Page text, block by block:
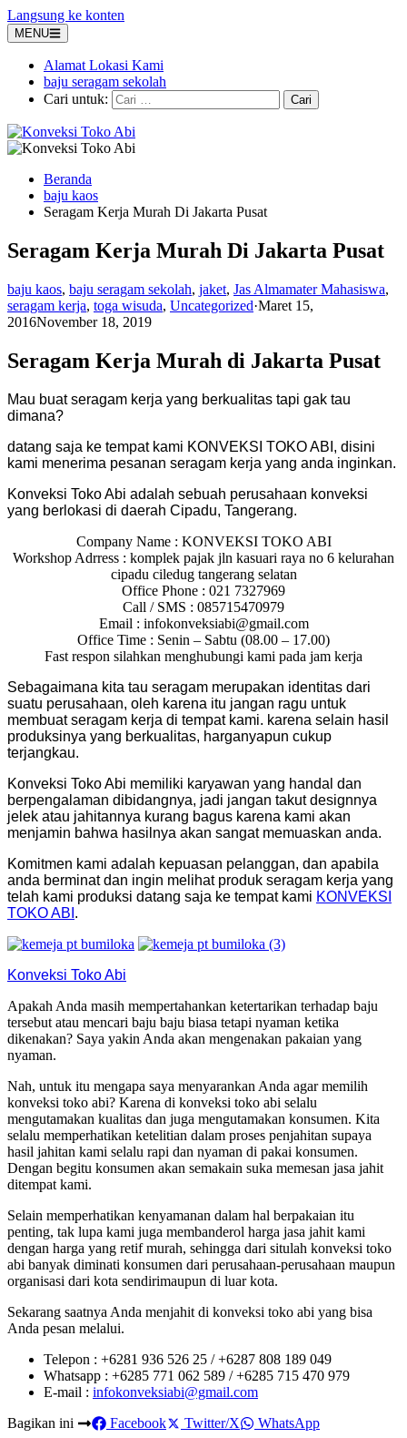
Langsung ke konten
MENU
Alamat Lokasi Kami
baju seragam sekolah
Cari untuk:
Beranda
baju kaos
Seragam Kerja Murah Di Jakarta Pusat
Seragam Kerja Murah Di Jakarta Pusat
baju kaos, baju seragam sekolah, jaket, Jas Almamater Mahasiswa,
seragam kerja, toga wisuda, Uncategorized·Maret 15,
2016November 18, 2019
Seragam Kerja Murah di Jakarta Pusat
Mau buat seragam kerja yang berkualitas tapi gak tau
dimana?
datang saja ke tempat kami KONVEKSI TOKO ABI, disini
kami menerima pesanan seragam kerja yang anda inginkan.
Konveksi Toko Abi adalah sebuah perusahaan konveksi
yang berlokasi di daerah Cipadu, Tangerang.
Company Name : KONVEKSI TOKO ABI
Workshop Adrress : komplek pajak jln kasuari raya no 6 kelurahan
cipadu ciledug tangerang selatan
Office Phone : 021 7327969
Call / SMS : 085715470979
Email : infokonveksiabi@gmail.com
Office Time : Senin – Sabtu (08.00 – 17.00)
Fast respon silahkan menghubungi kami pada jam kerja
Sebagaimana kita tau seragam merupakan identitas dari
suatu perusahaan, oleh karena itu jangan ragu untuk
membuat seragam kerja di tempat kami. karena selain hasil
produksinya yang berkualitas, harganyapun cukup
terjangkau.
Konveksi Toko Abi memiliki karyawan yang handal dan
berpengalaman dibidangnya, jadi jangan takut designnya
jelek atau jahitannya kurang bagus karena kami akan
menjamin bahwa hasilnya akan sangat memuaskan anda.
Komitmen kami adalah kepuasan pelanggan, dan apabila
anda berminat dan ingin melihat produk seragam kerja yang
telah kami produksi datang saja ke tempat kami KONVEKSI
TOKO ABI .
Konveksi Toko Abi
Apakah Anda masih mempertahankan ketertarikan terhadap baju
tersebut atau mencari baju baju biasa tetapi nyaman ketika
dikenakan? Saya yakin Anda akan mengenakan pakaian yang
nyaman.
Nah, untuk itu mengapa saya menyarankan Anda agar memilih
konveksi toko abi? Karena di konveksi toko abi selalu
mengutamakan kualitas dan juga mengutamakan konsumen. Kita
selalu memperhatikan ketelitian dalam proses penjahitan supaya
hasil jahitan kami selalu rapi dan nyaman di pakai konsumen.
Dengan begitu konsumen akan semakain suka memesan jasa jahit
ditempat kami.
Selain memperhatikan kenyamanan dalam hal berpakaian itu
penting, tak lupa kami juga membanderol harga jasa jahit kami
dengan harga yang retif murah, sehingga dari situlah konveksi toko
abi banyak diminati konsumen dari perusahaan-perusahaan maupun
organisasi dari kota sendirimaupun di luar kota.
Sekarang saatnya Anda menjahit di konveksi toko abi yang bisa
Anda pesan melalui.
Telepon : +6281 936 526 25 / +6287 808 189 049
Whatsapp : +6285 771 062 589 / +6285 715 470 979
E-mail : infokonveksiabi@gmail.com
Bagikan ini
Facebook Twitter/X WhatsApp